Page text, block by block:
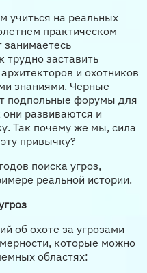
учиться на реальных
практическом
занимаетесь
трудно заставить
и охотников
знаниями. Черные
подпольные форумы для
развиваются и
Так почему же мы, сила
привычку?
поиска угроз,
реальной истории.
об охоте за угрозами
которые можно
областях: